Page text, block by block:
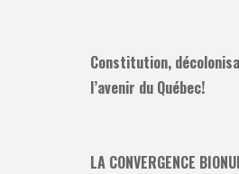
Constitution,
l’avenir du Québec!
LA CONVERGENCE